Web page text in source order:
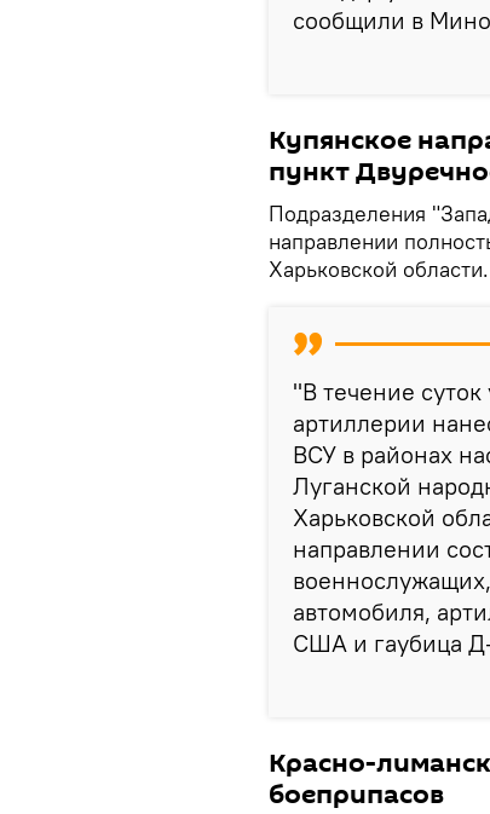
сообщили в
Купянское
пункт
Подразделения
направлении
Харьковской области.
"В течение
артиллерии
ВСУ в районах
Луганской
Харьковской
направлении
автомобиля,
США и гаубица
Красно-
боеприпасов